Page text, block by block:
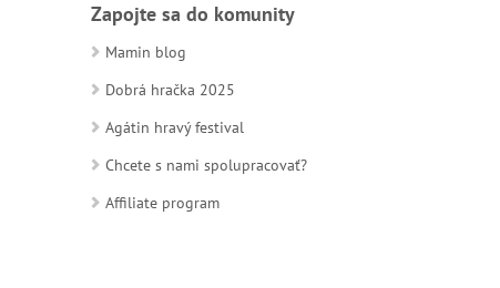
Zapojte sa do komunity
Mamin blog
Dobrá hračka 2025
Agátin hravý festival
Chcete s nami spolupracovať?
Affiliate program